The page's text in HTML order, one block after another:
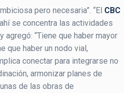
pero necesaria”. “El CBC
se concentra las actividades
y agregó: “Tiene que haber mayor
que haber un nodo vial,
conectar para integrarse no
armonizar planes de
de las obras de